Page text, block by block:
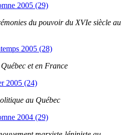
2005 (29)
du pouvoir du XVIe siècle au
2005 (28)
et en France
2005 (24)
au Québec
2004 (29)